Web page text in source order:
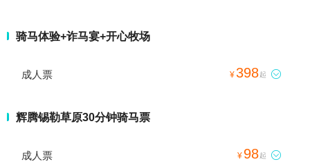
骑马体验+诈马宴+开心牧场
成人票 ¥398起 
辉腾锡勒草原30分钟骑马票
成人票 ¥ 98起 